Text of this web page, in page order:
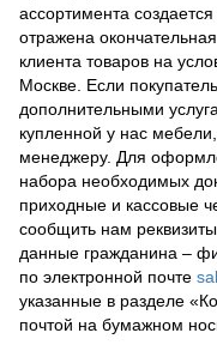
ассортимента
отражена
клиента товаров на
Москве. Если
дополнительными
купленной у нас
менеджеру. Для
набора необходимых
приходные и кассовые
сообщить нам
данные гражданина –
по электронной почте
указанные в разделе
почтой на бумажном